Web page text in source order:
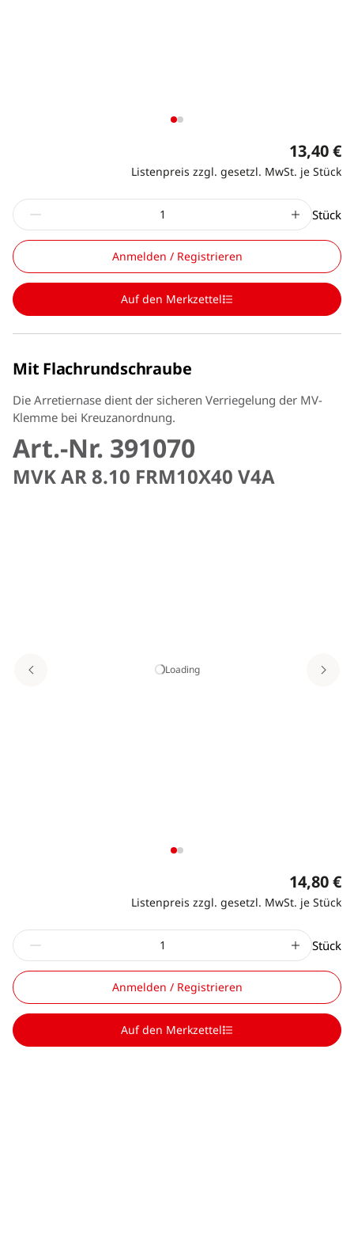
13,40 €
Listenpreis zzgl. gesetzl. MwSt. je Stück
Stück
Anmelden / Registrieren
Auf den Merkzettel
Mit Flachrundschraube
Die Arretiernase dient der sicheren Verriegelung der MV-
Klemme bei Kreuzanordnung.
Art.-Nr. 391070
MVK AR 8.10 FRM10X40 V4A
Loading
14,80 €
Listenpreis zzgl. gesetzl. MwSt. je Stück
Stück
Anmelden / Registrieren
Auf den Merkzettel